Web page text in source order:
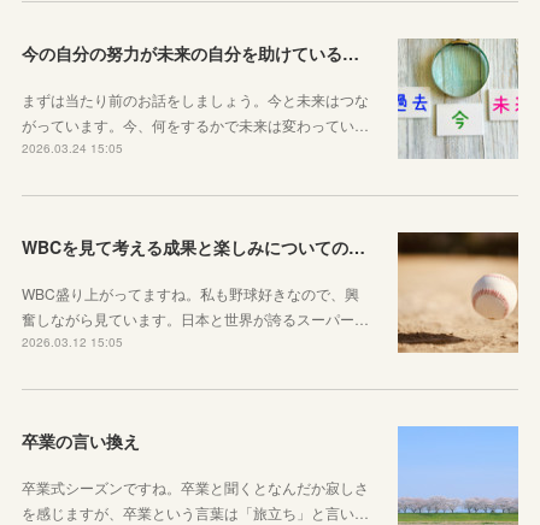
今の自分の努力が未来の自分を助けているという感覚を持とう！
まずは当たり前のお話をしましょう。今と未来はつな
がっています。今、何をするかで未来は変わってい…
2026.03.24 15:05
WBCを見て考える成果と楽しみについてのお話
WBC盛り上がってますね。私も野球好きなので、興
奮しながら見ています。日本と世界が誇るスーパー…
2026.03.12 15:05
卒業の言い換え
卒業式シーズンですね。卒業と聞くとなんだか寂しさ
を感じますが、卒業という言葉は「旅立ち」と言い…